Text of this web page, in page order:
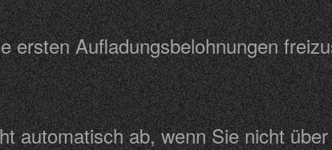
ersten Aufladungsbelohnungen
automatisch ab, wenn Sie nicht